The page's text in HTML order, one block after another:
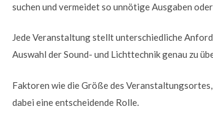
suchen und vermeidet so unnötige Ausgaben
Jede Veranstaltung stellt unterschiedliche
Auswahl der Sound- und Lichttechnik genau zu
Faktoren wie die Größe des
dabei eine entscheidende Rolle.